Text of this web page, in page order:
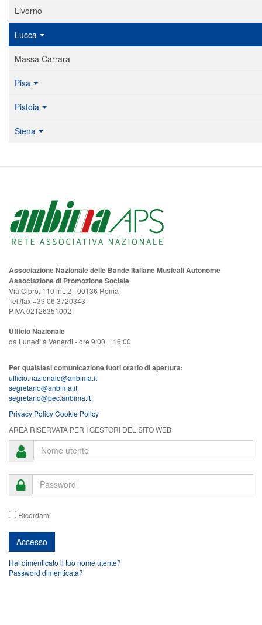
Livorno
Lucca
Massa Carrara
Pisa
Pistoia
Siena
Associazione Nazionale delle Bande Italiane Musicali Autonome
Associazione di Promozione Sociale
Via Cipro, 110 int. 2 - 00136 Roma
Tel./fax +39 06 3720343
P.IVA 02126351002
Ufficio Nazionale
da Lunedi a Venerdi - ore 9:00 ÷ 16:00
Per qualsiasi comunicazione fuori orario di apertura:
ufficio.nazionale@anbima.it
segretario@anbima.it
segretario@pec.anbima.it
Privacy PolicyCookie Policy
AREA RISERVATA PER I GESTORI DEL SITO WEB
Ricordami
Hai dimenticato il tuo nome utente?
Password dimenticata?